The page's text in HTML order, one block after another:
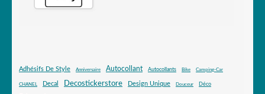
Adhésifs De Style Anniversaire Autocollant Autocollants Bike Camping-Car
CHANEL Decal Decostickerstore Design Unique Douceur Déco